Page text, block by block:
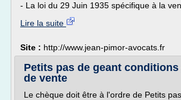
- La loi du 29 Juin 1935 spécifique à la
Lire la suite
Site : http://www.jean-pimor-avocats.fr
Petits pas de geant
de vente
Le chèque doit être à l'ordre de Petits